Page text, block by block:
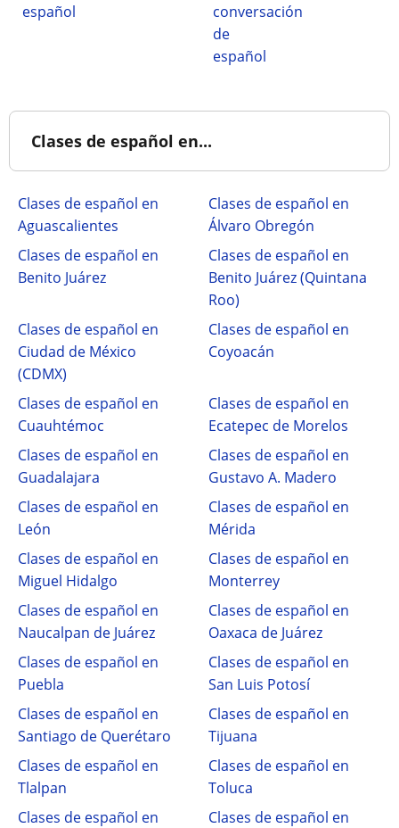
español
conversación
de
español
Clases de español en...
Clases de español en
Aguascalientes
Clases de español en
Álvaro Obregón
Clases de español en
Benito Juárez
Clases de español en
Benito Juárez (Quintana
Roo)
Clases de español en
Ciudad de México
(CDMX)
Clases de español en
Coyoacán
Clases de español en
Cuauhtémoc
Clases de español en
Ecatepec de Morelos
Clases de español en
Guadalajara
Clases de español en
Gustavo A. Madero
Clases de español en
León
Clases de español en
Mérida
Clases de español en
Miguel Hidalgo
Clases de español en
Monterrey
Clases de español en
Naucalpan de Juárez
Clases de español en
Oaxaca de Juárez
Clases de español en
Puebla
Clases de español en
San Luis Potosí
Clases de español en
Santiago de Querétaro
Clases de español en
Tijuana
Clases de español en
Tlalpan
Clases de español en
Toluca
Clases de español en
Clases de español en